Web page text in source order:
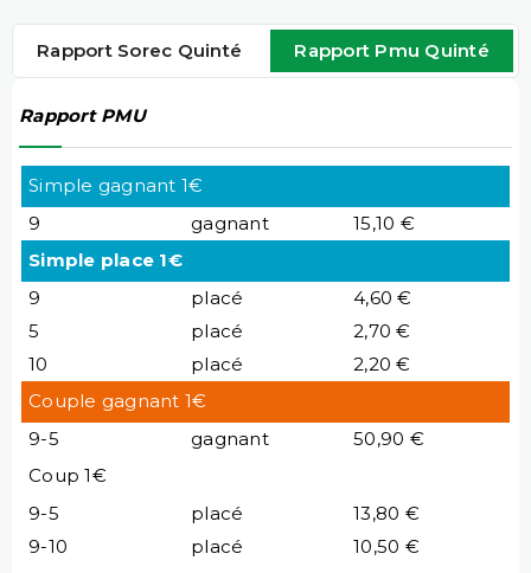
Rapport Sorec Quinté Rapport Pmu Quinté
Rapport PMU
Simple gagnant 1€
9
gagnant
15,10 €
Simple place 1€
9
placé
4,60 €
5
placé
2,70 €
10
placé
2,20 €
Couple gagnant 1€
9-5
gagnant
50,90 €
Coup 1€
9-5
placé
13,80 €
9-10
placé
10,50 €